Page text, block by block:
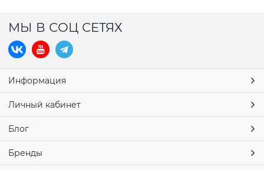
МЫ В СОЦ СЕТЯХ
Информация
Личный кабинет
Блог
Бренды